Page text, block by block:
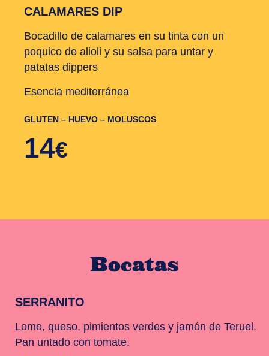
CALAMARES DIP
Bocadillo de calamares en su tinta con un
poquico de alioli y su salsa para untar y
patatas dippers
Esencia mediterránea
GLUTEN – HUEVO – MOLUSCOS
14€
Bocatas
SERRANITO
Lomo, queso, pimientos verdes y jamón de Teruel.
Pan untado con tomate.